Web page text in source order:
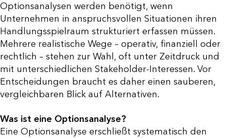
Optionsanalysen werden benötigt, wenn
Unternehmen in anspruchsvollen Situationen ihren
Handlungsspielraum strukturiert erfassen müssen.
Mehrere realistische Wege – operativ, finanziell oder
rechtlich – stehen zur Wahl, oft unter Zeitdruck und
mit unterschiedlichen Stakeholder-Interessen. Vor
Entscheidungen braucht es daher einen sauberen,
vergleichbaren Blick auf Alternativen.
Was ist eine Optionsanalyse?
Eine Optionsanalyse erschließt systematisch den